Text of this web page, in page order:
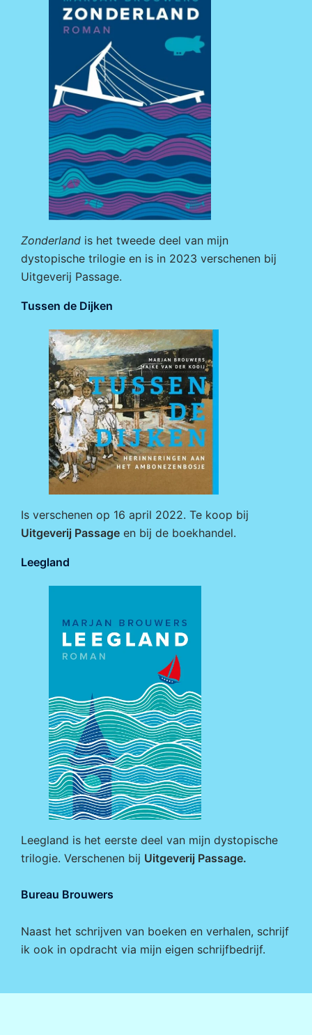
Zonderland is het tweede deel van mijn
dystopische trilogie en is in 2023 verschenen bij
Uitgeverij Passage.
Tussen de Dijken
Is verschenen op 16 april 2022. Te koop bij
Uitgeverij Passage en bij de boekhandel.
Leegland
Leegland is het eerste deel van mijn dystopische
trilogie. Verschenen bij Uitgeverij Passage.
Bureau Brouwers
Naast het schrijven van boeken en verhalen, schrijf
ik ook in opdracht via mijn eigen schrijfbedrijf.